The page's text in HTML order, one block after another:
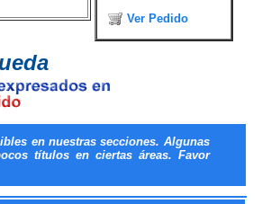
Ver Pedido
en nuestras secciones. Algunas
títulos en ciertas áreas. Favor